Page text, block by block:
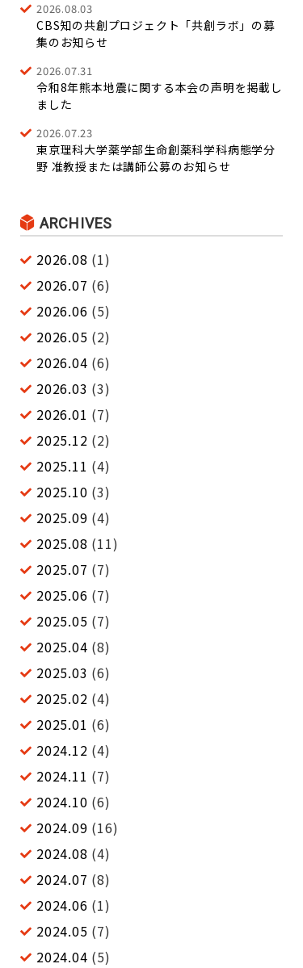
2026.08.03
CBS知の共創プロジェクト「共創ラボ」の募
集のお知らせ
2026.07.31
令和8年熊本地震に関する本会の声明を掲載し
ました
2026.07.23
東京理科大学薬学部生命創薬科学科病態学分
野 准教授または講師公募のお知らせ
ARCHIVES
2026.08 (1)
2026.07 (6)
2026.06 (5)
2026.05 (2)
2026.04 (6)
2026.03 (3)
2026.01 (7)
2025.12 (2)
2025.11 (4)
2025.10 (3)
2025.09 (4)
2025.08 (11)
2025.07 (7)
2025.06 (7)
2025.05 (7)
2025.04 (8)
2025.03 (6)
2025.02 (4)
2025.01 (6)
2024.12 (4)
2024.11 (7)
2024.10 (6)
2024.09 (16)
2024.08 (4)
2024.07 (8)
2024.06 (1)
2024.05 (7)
2024.04 (5)